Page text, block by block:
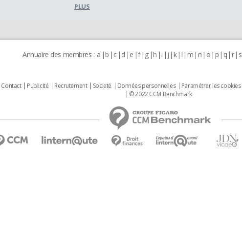
PLUS
Annuaire des membres : a b c d e f g h i j k l m n o p q r s
Contact Publicité Recrutement Societé Données personnelles Paramétrer les cookies
© 2022 CCM Benchmark